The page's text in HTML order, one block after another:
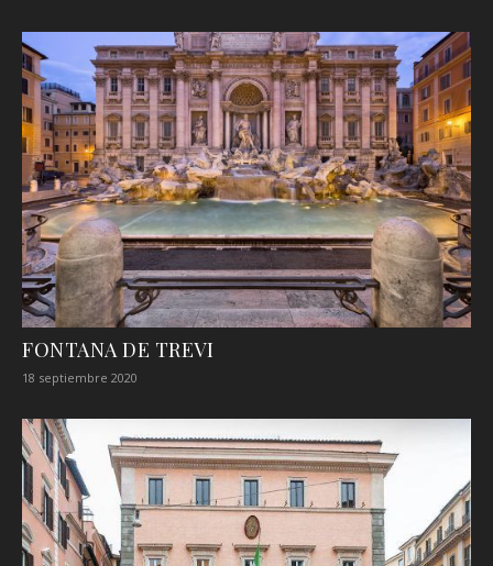
FONTANA DE TREVI
18 septiembre 2020